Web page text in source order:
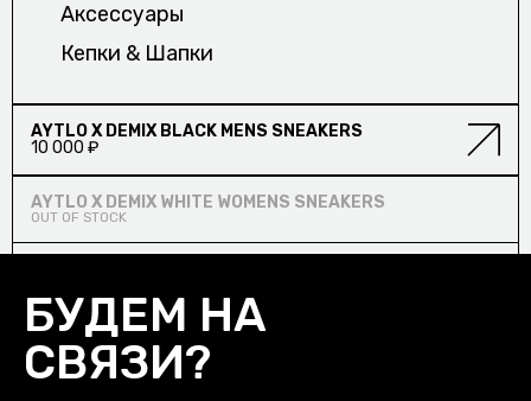
О НАС
О КОМПАНИИ/
БУДЕМ НА
СВЯЗИ?
Аксесcуары
Кепки & Шапки
НОВИНКА
AYTLO X DEMIX BLACK MENS SNEAKERS
10 000 ₽
НОВИНКА
AYTLO X DEMIX WHITE WOMENS SNEAKERS
OUT OF STOCK
БУДЕМ НА
СВЯЗИ?